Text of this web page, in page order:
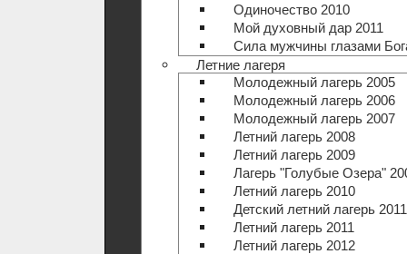
Одиночество 2010
Мой духовный дар 2011
Сила мужчины глазами
Летние лагеря
Молодежный лагерь 2005
Молодежный лагерь 2006
Молодежный лагерь 2007
Летний лагерь 2008
Летний лагерь 2009
Лагерь "Голубые Озера"
Летний лагерь 2010
Детский летний лагерь 2011
Летний лагерь 2011
Летний лагерь 2012